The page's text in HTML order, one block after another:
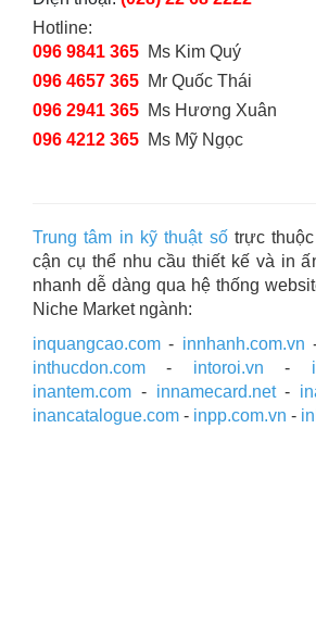
Hotline:
096 9841 365 Ms Kim Quý
096 4657 365 Mr Quốc Thái
096 2941 365 Ms Hương Xuân
096 4212 365 Ms Mỹ Ngọc
Trung tâm in kỹ thuật sốtrực thuộc
cận cụ thể nhu cầu thiết kế và in
nhanh dễ dàng qua hệ thống
Niche Market ngành:
inquangcao.com - innhanh.com.vn
inthucdon.com - intoroi.vn -
inantem.com - innamecard.net-
inancatalogue.com - inpp.com.vn -